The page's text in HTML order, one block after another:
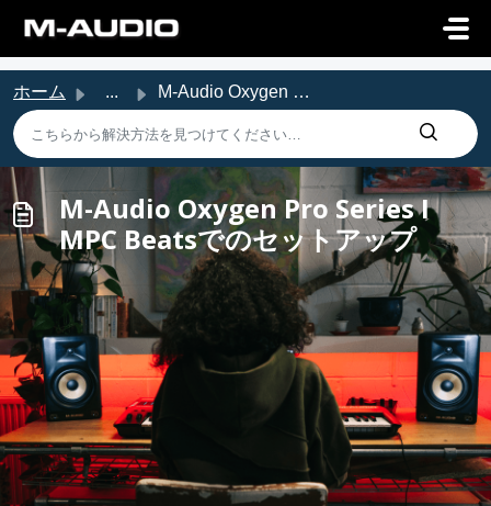
ホーム ... M-Audio Oxygen Pro Series I MPC Beatsでのセットアップ
M-Audio Oxygen Pro Series I
MPC Beatsでのセットアップ